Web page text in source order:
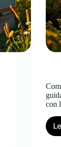
con